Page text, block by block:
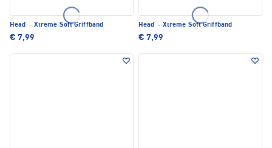
Head · Xtreme Soft Griffband
€ 7,99
Head · Xtreme Soft Griffband
€ 7,99